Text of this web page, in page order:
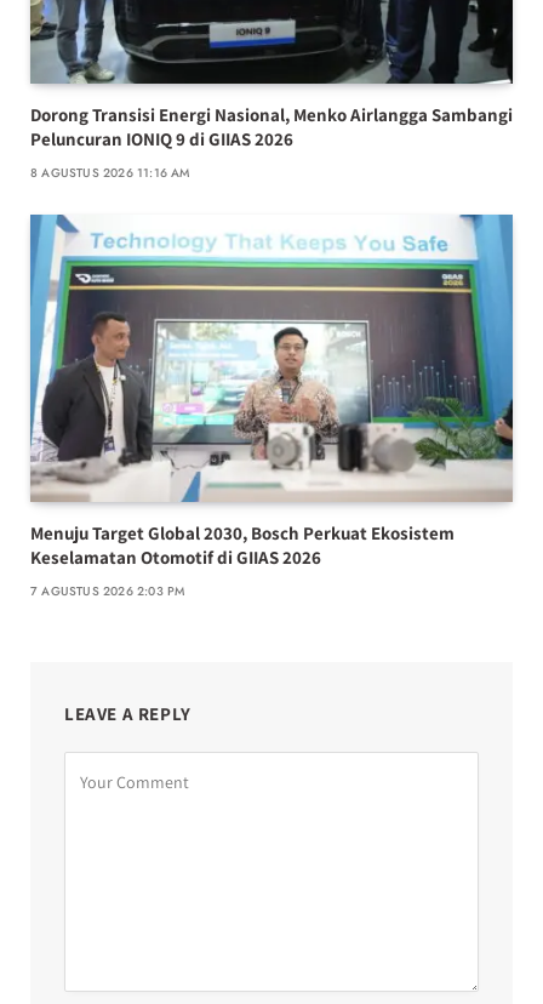
Dorong Transisi Energi Nasional, Menko Airlangga Sambangi
Peluncuran IONIQ 9 di GIIAS 2026
8 AGUSTUS 2026 11:16 AM
Menuju Target Global 2030, Bosch Perkuat Ekosistem
Keselamatan Otomotif di GIIAS 2026
7 AGUSTUS 2026 2:03 PM
LEAVE A REPLY